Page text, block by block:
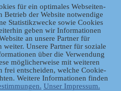
für ein optimales Webseiten-
Betrieb der Website notwendige
Statistikzwecke sowie Cookies
geben wir Informationen
an unsere Partner für
Unsere Partner für soziale
über die Verwendung
möglicherweise mit weiteren
frei entscheiden, welche Cookie-
Weitere Informationen finden
Unser Impressum.